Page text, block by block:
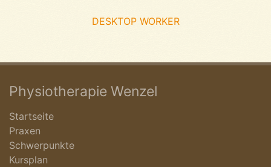
DESKTOP WORKER
Physiotherapie Wenzel
Startseite
Praxen
Schwerpunkte
Kursplan